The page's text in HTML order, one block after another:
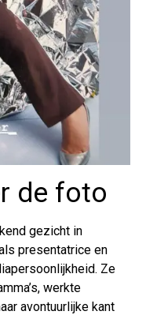
de foto
gezicht in
presentatrice en
Ze
werkte
avontuurlijke kant